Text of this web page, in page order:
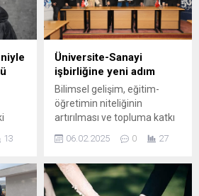
son
13
Üniversite-Sanayi
işbirliğine yeni adım
Bilimsel gelişim, eğitim-
öğretimin niteliğinin
artırılması ve topluma katkı
konusunda farklı kurumlarla
ilişkilerini geliştirmeye
Üniversitesi (BUÜ), özel
sektör temsilcileriyle işbirliği
06.02.2025 0 27